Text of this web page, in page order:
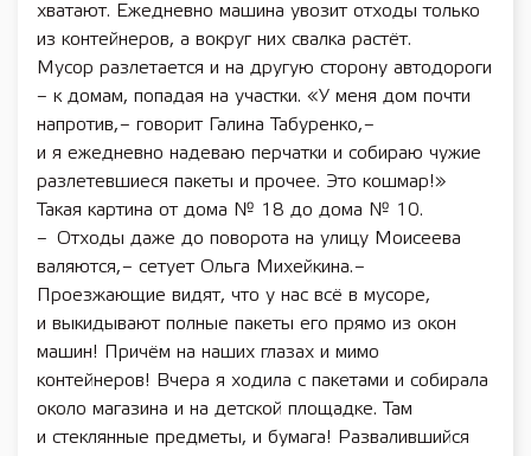
хватают. Ежедневно машина увозит отходы только
из контейнеров, а вокруг них свалка растёт.
Мусор разлетается и на другую сторону автодороги
– к домам, попадая на участки. «У меня дом почти
напротив, – говорит Галина Табуренко, –
и я ежедневно надеваю перчатки и собираю чужие
разлетевшиеся пакеты и прочее. Это кошмар!»
Такая картина от дома № 18 до дома № 10.
– Отходы даже до поворота на улицу Моисеева
валяются, – сетует Ольга Михейкина. –
Проезжающие видят, что у нас всё в мусоре,
и выкидывают полные пакеты его прямо из окон
машин! Причём на наших глазах и мимо
контейнеров! Вчера я ходила с пакетами и собирала
около магазина и на детской площадке. Там
и стеклянные предметы, и бумага! Развалившийся